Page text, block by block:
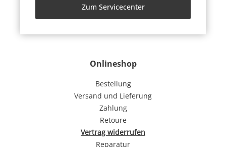
Onlineshop
Bestellung
Versand und Lieferung
Zahlung
Retoure
Vertrag widerrufen
Reparatur
Zum Servicecenter